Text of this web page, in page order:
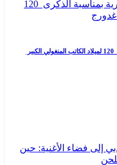
منظمة كتاب العالم: ميدالية تذكارية بمناسبة الذكرى 120 لميلاد الكاتب المنغولي الكبير